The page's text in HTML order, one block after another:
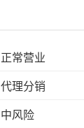
正常营业
代理分销
中风险